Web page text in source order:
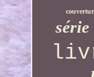
série